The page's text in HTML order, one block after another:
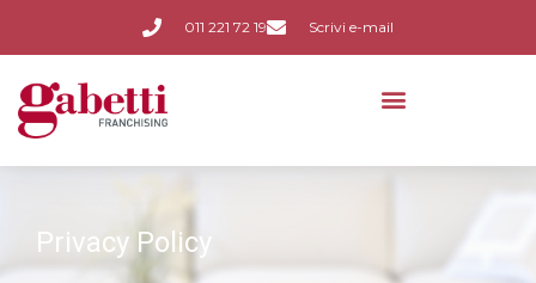
011 221 72 19 Scrivi e-mail
Privacy Policy